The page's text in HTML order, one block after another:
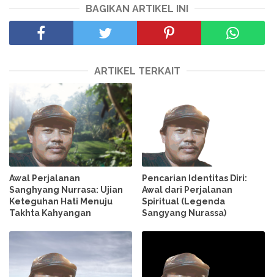
BAGIKAN ARTIKEL INI
ARTIKEL TERKAIT
Awal Perjalanan
Sanghyang Nurrasa: Ujian
Keteguhan Hati Menuju
Takhta Kahyangan
Pencarian Identitas Diri:
Awal dari Perjalanan
Spiritual (Legenda
Sangyang Nurassa)